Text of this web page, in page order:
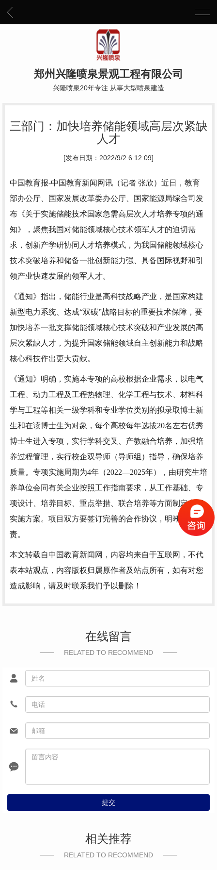
郑州兴隆喷泉景观工程有限公司
兴隆喷泉20年专注 从事大型喷泉建造
三部门：加快培养储能领域高层次紧缺
人才
[发布日期：2022/9/2 6:12:09]
中国教育报-中国教育新闻网讯（记者 张欣） 近日，教育
部办公厅、国家发展改革委办公厅、国家能源局综合司发
布《关于实施储能技术国家急需高层次人才培养专项的通
知》，聚焦我国对储能领域核心技术领军人才的迫切需
求，创新产学研协同人才培养模式，为我国储能领域核心
技术突破培养和储备一批创新能力强、具备国际视野和引
领产业快速发展的领军人才。
《通知》指出，储能行业是高科技战略产业，是国家构建
新型电力系统、达成“双碳”战略目标的重要技术保障，要
加快培养一批支撑储能领域核心技术突破和产业发展的高
层次紧缺人才，为提升国家储能领域自主创新能力和战略
核心科技作出更大贡献。
《通知》明确，实施本专项的高校根据企业需求，以电气
工程、动力工程及工程热物理、化学工程与技术、材料科
学与工程等相关一级学科和专业学位类别的拟录取博士新
生和在读博士生为对象，每个高校每年选拔20名左右优秀
博士生进入专项，实行学科交叉、产教融合培养，加强培
养过程管理，实行校企双导师（导师组）指导，确保培养
质量。专项实施周期为4年（2022—2025年），由研究生培
养单位会同有关企业按照工作指南要求，从工作基础、专
项设计、培养目标、重点举措、联合培养等方面制定专项
实施方案。项目双方要签订完善的合作协议，明晰各方权
责。
本文转载自中国教育新闻网，内容均来自于互联网，不代
表本站观点，内容版权归属原作者及站点所有，如有对您
造成影响，请及时联系我们予以删除！
在线留言
RELATED TO RECOMMEND
提交
相关推荐
RELATED TO RECOMMEND